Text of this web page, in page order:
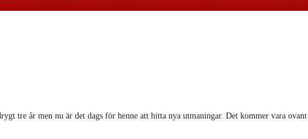
tre år men nu är det dags för henne att hitta nya utmaningar. Det kommer vara